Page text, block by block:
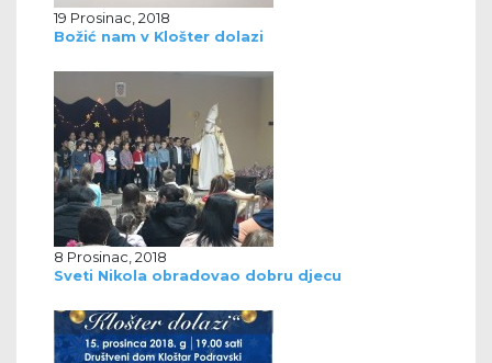
19 Prosinac, 2018
Božić nam v Klošter dolazi
8 Prosinac, 2018
Sveti Nikola obradovao dobru djecu